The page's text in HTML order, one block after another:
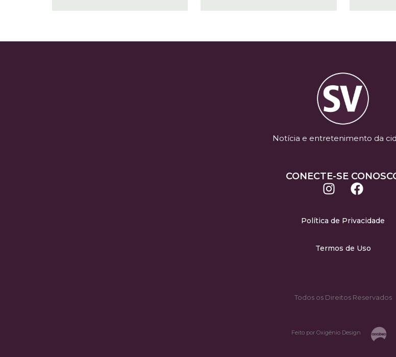
Notícia e entretenimento da
CONECTE-SE
Política de Privacidade
Termos de Uso
Todos os Direitos Reservados
Feito por Oxigênio Design